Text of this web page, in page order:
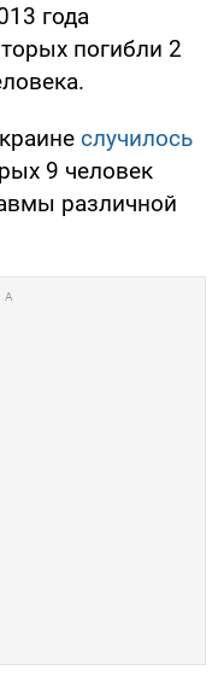
года
погибли 2
случилось
9 человек
различной